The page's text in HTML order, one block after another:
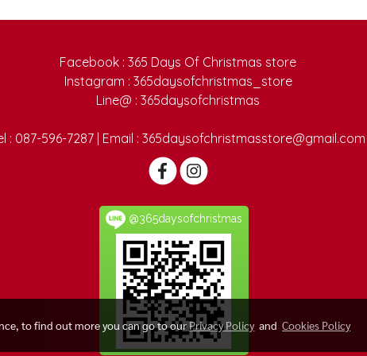
Facebook : 365 Days Of Christmas store
Instagram : 365daysofchristmas_store
Line@ : 365daysofchristmas
: 087-596-7287 | Email : 365daysofchristmasstore@gmail.com
@365daysofchristmas
to find out more you can go to ourPrivacy PolicyandCookies Policy